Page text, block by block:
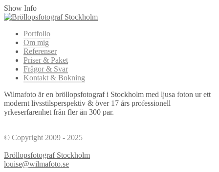
Show Info
Portfolio
Om mig
Referenser
Priser & Paket
Frågor & Svar
Kontakt & Bokning
Wilmafoto är en bröllopsfotograf i Stockholm med ljusa foton ur ett
modernt livsstilsperspektiv & över 17 års professionell
yrkeserfarenhet från fler än 300 par.
© Copyright 2009 - 2025
Bröllopsfotograf Stockholm
louise@wilmafoto.se